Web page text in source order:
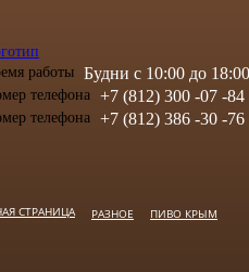
Будни с 10:00 до 18:00
+7 (812) 300 -07 -84
+7 (812) 386 -30 -76
СТРАНИЦА РАЗНОЕ ПИВО КРЫМ